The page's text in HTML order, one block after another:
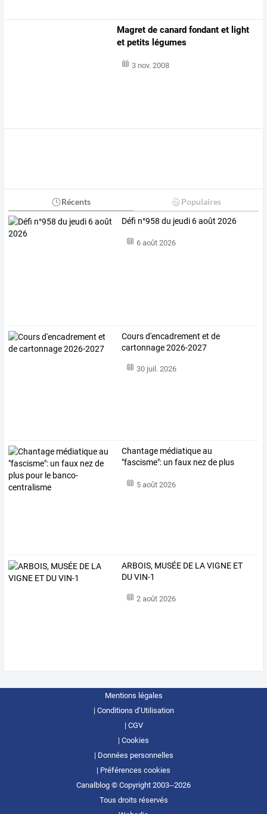
Magret de canard fondant et light
et petits légumes
3 nov. 2008
Récents Populaires
Défi n°958 du jeudi 6 août 2026
6 août 2026
Cours d'encadrement et de
cartonnage 2026-2027
30 juil. 2026
Chantage médiatiqueau
"fascisme": un faux nezde plus
5 août 2026
ARBOIS, MUSÉE DE LA VIGNE ET
DU VIN-1
2 août 2026
Mentions légales
Conditions d’Utilisation
CGV
Cookies
Données personnelles
Préférences cookies
Canalblog © Copyright 2003--2026
Tous droits réservés